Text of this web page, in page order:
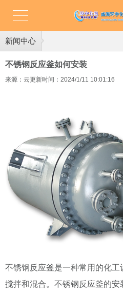
新闻中心
不锈钢反应釜如何安装
来源：云更新时间：2024/1/11 10:01:16
不锈钢反应釜是一种常用的化
搅拌和混合。不锈钢反应釜的